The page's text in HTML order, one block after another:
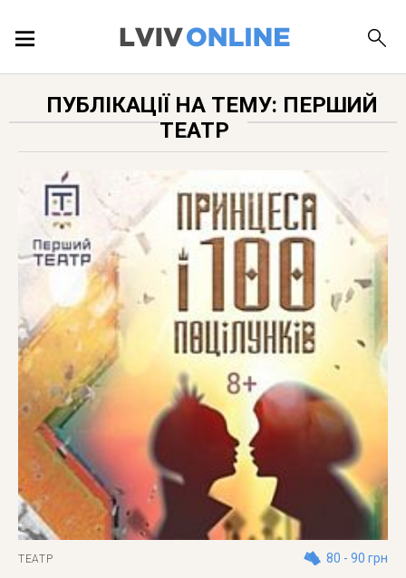
ПУБЛІКАЦІЇ
ДОВІДКА
ПУБЛІКАЦІЇ НА ТЕМУ: ПЕРШИЙ
ТЕАТР
ТЕАТР 80 - 90 грн